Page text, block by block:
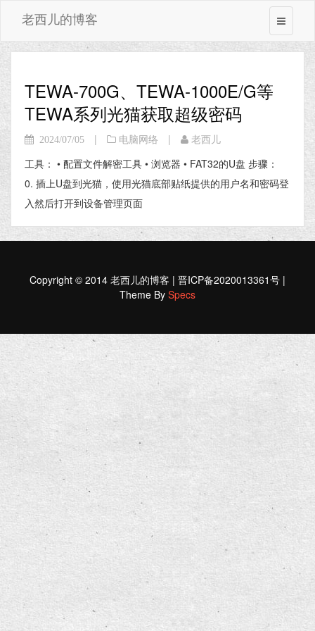
老西儿的博客
TEWA-700G、TEWA-1000E/G等
TEWA系列光猫获取超级密码
2024/07/05 | 电脑网络 | 老西儿
工具： • 配置文件解密工具 • 浏览器 • FAT32的U盘 步骤：
0. 插上U盘到光猫，使用光猫底部贴纸提供的用户名和密码登
入然后打开到设备管理页面
Copyright © 2014 老西儿的博客 | 晋ICP备2020013361号 |
Theme By Specs